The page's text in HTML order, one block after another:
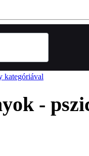
kategóriával
-